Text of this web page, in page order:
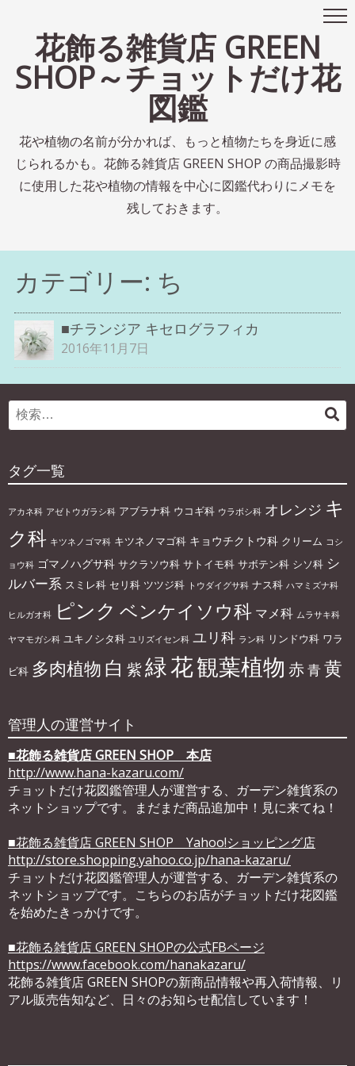
花飾る雑貨店 GREEN
SHOP～チョットだけ花
図鑑
花や植物の名前が分かれば、もっと植物たちを身近に感
じられるかも。花飾る雑貨店 GREEN SHOP の商品撮影時
に使用した花や植物の情報を中心に図鑑代わりにメモを
残しておきます。
カテゴリー: ち
■チランジア キセログラフィカ
2016年11月7日
Search
for:
検
タグ一覧
アカネ科 アゼトウガラシ科 アブラナ科 ウコギ科 ウラボシ科 オレンジ キ
ク科 キツネノゴマ科 キツネノマゴ科 キョウチクトウ科 クリーム コシ
ョウ科 ゴマノハグサ科 サクラソウ科 サトイモ科 サボテン科 シソ科 シ
ルバー系 スミレ科 セリ科 ツツジ科 トウダイグサ科 ナス科 ハマミズナ科
ヒルガオ科 ピンク ベンケイソウ科 マメ科 ムラサキ科
ヤマモガシ科 ユキノシタ科 ユリズイセン科 ユリ科 ラン科 リンドウ科 ワラ
ビ科 多肉植物 白 紫緑花観葉植物 赤 青黄
管理人の運営サイト
■花飾る雑貨店 GREEN SHOP 本店
http://www.hana-kazaru.com/
チョットだけ花図鑑管理人が運営する、ガーデン雑貨系の
ネットショップです。まだまだ商品追加中！見に来てね！
■花飾る雑貨店 GREEN SHOP Yahoo!ショッピング店
http://store.shopping.yahoo.co.jp/hana-kazaru/
チョットだけ花図鑑管理人が運営する、ガーデン雑貨系の
ネットショップです。こちらのお店がチョットだけ花図鑑
を始めたきっかけです。
■花飾る雑貨店 GREEN SHOPの公式FBページ
https://www.facebook.com/hanakazaru/
花飾る雑貨店 GREEN SHOPの新商品情報や再入荷情報、リ
アル販売告知など、日々のお知らせ配信しています！